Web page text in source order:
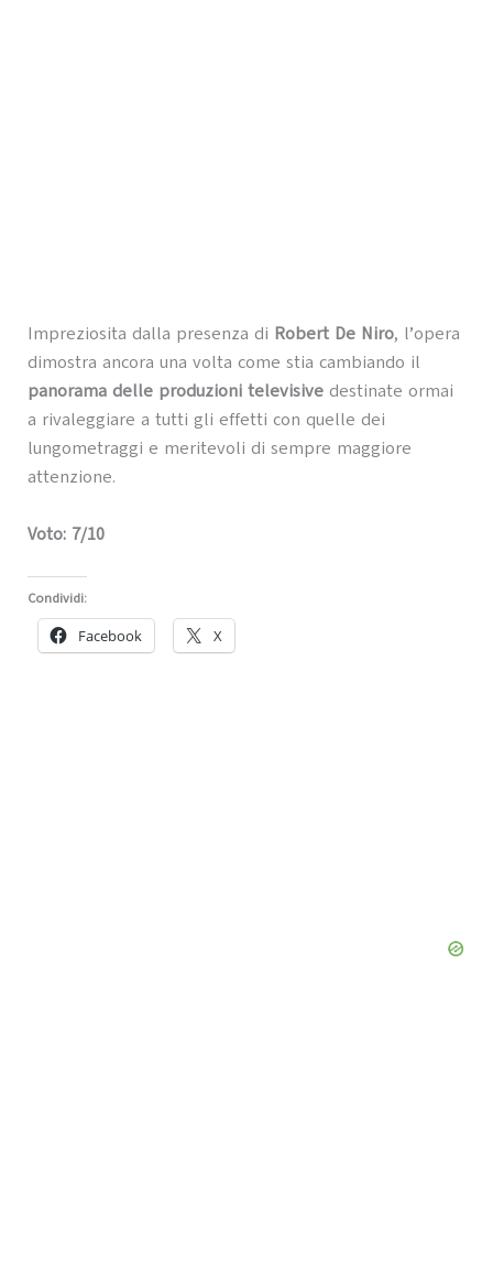
Impreziosita dalla presenza di Robert De Niro, l’opera
dimostra ancora una volta come stia cambiando il
panorama delle produzioni televisivedestinate ormai
a rivaleggiare a tutti gli effetti con quelle dei
lungometraggi e meritevoli di sempre maggiore
attenzione.
Voto: 7/10
Condividi:
Facebook X